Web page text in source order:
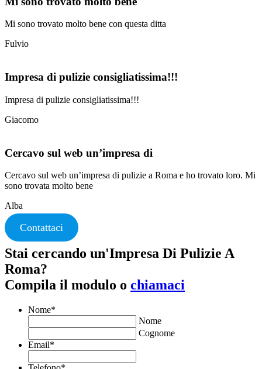
Mi sono trovato molto bene con questa ditta
Fulvio
Impresa di pulizie consigliatissima!!!
Impresa di pulizie consigliatissima!!!
Giacomo
Cercavo sul web un’impresa di
Cercavo sul web un’impresa di pulizie a Roma e ho trovato loro. Mi
sono trovata molto bene
Alba
Contattaci
Stai cercando un'Impresa Di Pulizie A
Roma?
Compila il modulo o chiamaci
Nome*
Nome
Cognome
Email*